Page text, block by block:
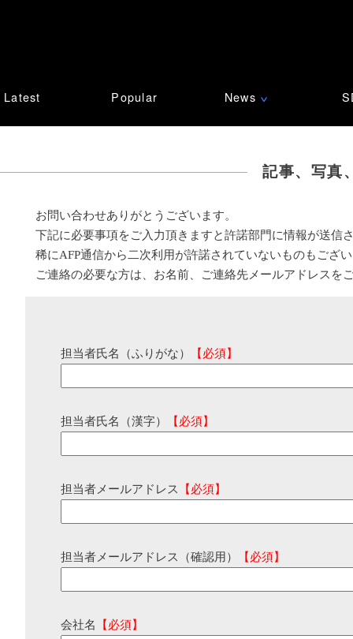
Latest Popular News ∨
記事、写真
お問い合わせありがとうございます。
下記に必要事項をご入力頂きますと許諾部門に情報が送信
稀にAFP通信から二次利用が許諾されていないものもござ
ご連絡の必要な方は、お名前、ご連絡先メールアドレスを
担当者氏名（ふりがな） 【必須】
担当者氏名（漢字） 【必須】
担当者メールアドレス 【必須】
担当者メールアドレス（確認用） 【必須】
会社名 【必須】